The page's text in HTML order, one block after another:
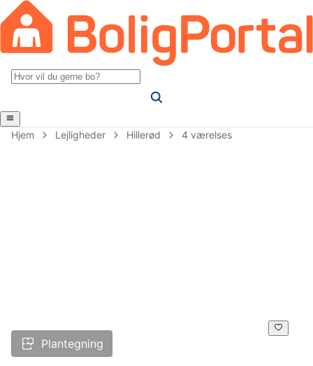
Hjem Lejligheder Hillerød 4 værelses
Plantegning